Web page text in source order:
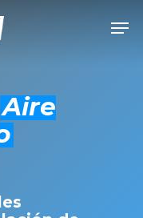
Aire